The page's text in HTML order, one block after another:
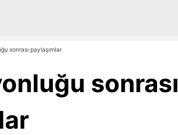
sonrası paylaşımlar
sonrası